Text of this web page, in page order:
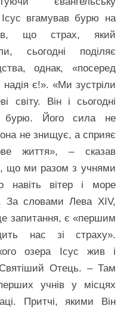
вгамував бурю на
що страх, який
сьогодні поділяє
однак, «посеред
є!». «Ми зустріли
світу. Він і сьогодні
бурю. Його сила не
не знищує, а сприяє
життя», – сказав
що ми разом з учнями
навіть вітер і море
За словами Лева XIV,
запитання, є «першим
нас зі страху».
озера Ісус жив і
Отець. – Там
учнів у місцях
Притчі, якими Він